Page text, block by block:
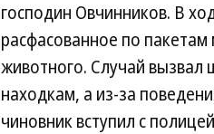
господин Овчинников. В
расфасованное по
животного. Случай
находкам, а из-за
чиновник вступил с